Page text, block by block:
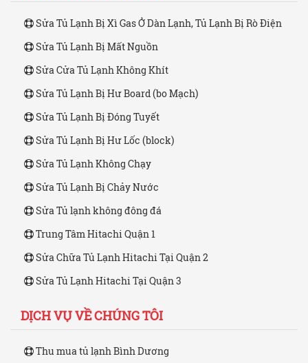
Sửa Tủ Lạnh Bị Xì Gas Ở Dàn Lạnh, Tủ Lạnh Bị Rò Điện
Sửa Tủ Lạnh Bị Mất Nguồn
Sửa Cửa Tủ Lạnh Không Khít
Sửa Tủ Lạnh Bị Hư Board (bo Mạch)
Sửa Tủ Lạnh Bị Đóng Tuyết
Sửa Tủ Lạnh Bị Hư Lốc (block)
Sửa Tủ Lạnh Không Chạy
Sửa Tủ Lạnh Bị Chảy Nước
Sửa Tủ lạnh không đông đá
Trung Tâm Hitachi Quận 1
Sửa Chữa Tủ Lạnh Hitachi Tại Quận 2
Sửa Tủ Lạnh Hitachi Tại Quận 3
DỊCH VỤ VỀ CHÚNG TÔI
Thu mua tủ lạnh Bình Dương